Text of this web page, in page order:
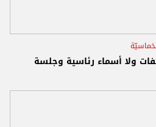
ولا أسماء رئاسية وجلسة